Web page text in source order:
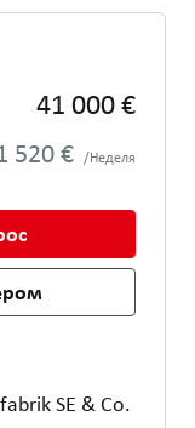
41 000 €
520 € /Неделя
SE & Co.